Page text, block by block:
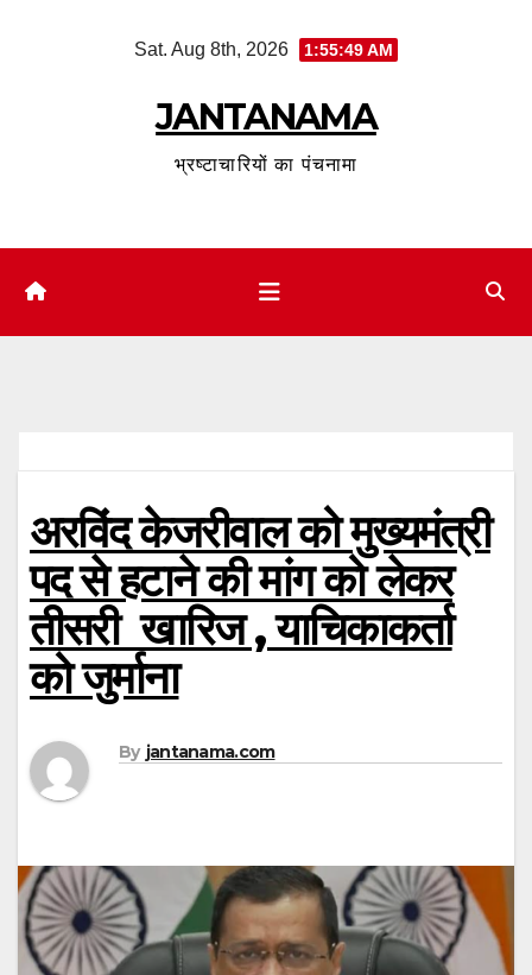
Sat. Aug 8th, 2026 1:55:50 AM
JANTANAMA
भ्रष्टाचारियों का पंचनामा
अरविंद केजरीवाल को मुख्यमंत्री
पद से हटाने की मांग को लेकर
तीसरी खारिज , याचिकाकर्ता
को जुर्माना
By jantanama.com